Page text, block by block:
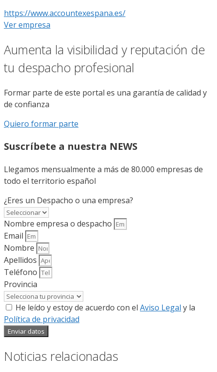
https://www.accountexespana.es/
Ver empresa
Aumenta la visibilidad y reputación de
tu despacho profesional
Formar parte de este portal es una garantía de calidad y
de confianza
Quiero formar parte
Suscríbete a nuestra NEWS
Llegamos mensualmente a más de 80.000 empresas de
todo el territorio español
¿Eres un Despacho o una empresa?
Nombre empresa o despacho
Email
Nombre
Apellidos
Teléfono
Provincia
He leído y estoy de acuerdo con el Aviso Legal y la
Política de privacidad
Enviar datos
Noticias relacionadas